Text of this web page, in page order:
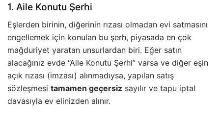
1. Aile Konutu Şerhi
Eşlerden birinin, diğerinin rızası olmadan evi satmasını
engellemek için konulan bu şerh, piyasada en çok
mağduriyet yaratan unsurlardan biri. Eğer satın
alacağınız evde “Aile Konutu Şerhi” varsa ve diğer eşin
açık rızası (imzası) alınmadıysa, yapılan satış
sözleşmesi tamamen geçersiz sayılır ve tapu iptal
davasıyla ev elinizden alınır.